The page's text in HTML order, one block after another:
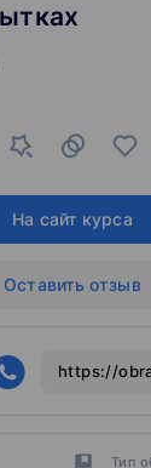
Тип
На сайт курса
Оставить отзыв